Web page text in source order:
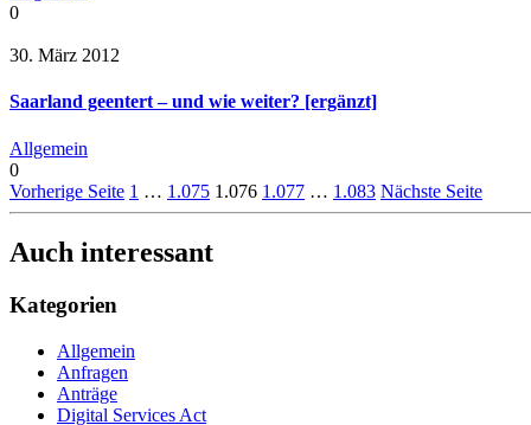
0
30. März 2012
Saarland geentert – und wie weiter? [ergänzt]
Allgemein
0
Vorherige Seite 1 … 1.075 1.076 1.077 … 1.083 Nächste Seite
Auch interessant
Kategorien
Allgemein
Anfragen
Anträge
Digital Services Act